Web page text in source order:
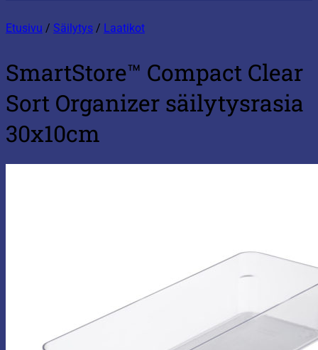
Etusivu / Säilytys / Laatikot
SmartStore™ Compact Clear
Sort Organizer säilytysrasia
30x10cm